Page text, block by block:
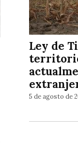
Ley de
5 de agosto de